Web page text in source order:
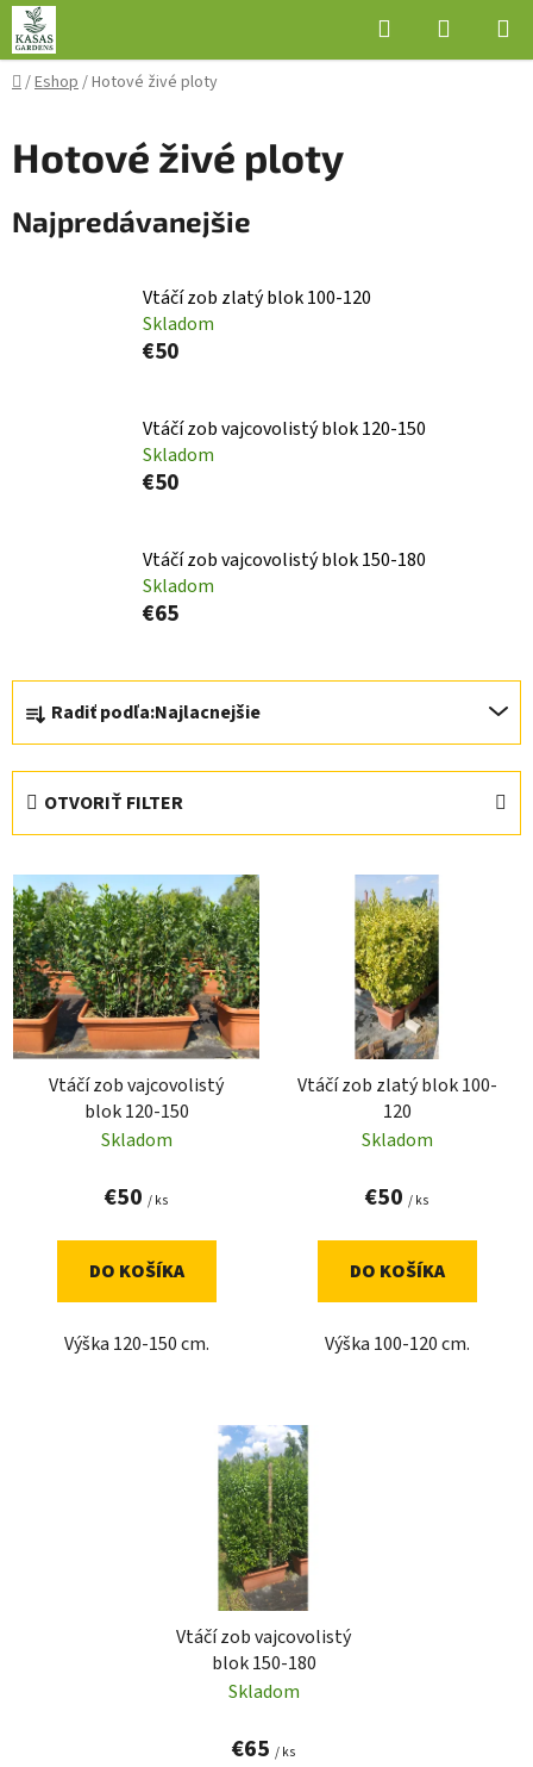
Prejsť
na
obsah
Hľadať
KOŠÍK
Domov
/Eshop/Hotové živé ploty
Hotové živé ploty
Najpredávanejšie
Vtáčí zob zlatý blok 100-120
Skladom
€50
Vtáčí zob vajcovolistý blok 120-150
Skladom
€50
Vtáčí zob vajcovolistý blok 150-180
Skladom
€65
R
a
d
e
p
r
o
d
u
k
Radiť podľa:Najlacnejšie
OTVORIŤ FILTER
V
ý
p
i
s
p
r
Vtáčí zob vajcovolistý
blok 120-150
Skladom
€50 / ks
DO KOŠÍKA
Výška 120-150 cm.
Vtáčí zob zlatý blok 100-
120
Skladom
€50 / ks
DO KOŠÍKA
Výška 100-120 cm.
Vtáčí zob vajcovolistý
blok 150-180
Skladom
€65 / ks